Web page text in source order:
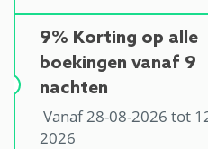
9% Korting op alle
boekingen vanaf 9
nachten
Vanaf 28-08-2026 tot
2026